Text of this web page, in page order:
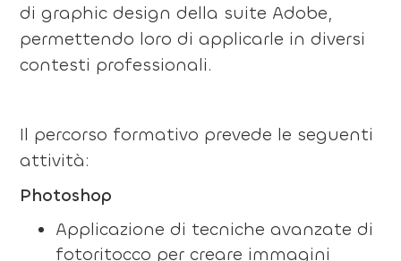
di graphic design della suite Adobe,
permettendo loro di applicarle in diversi
contesti professionali.
Il percorso formativo prevede le seguenti
attività:
Photoshop
Applicazione di tecniche avanzate di
fotoritocco per creare immagini